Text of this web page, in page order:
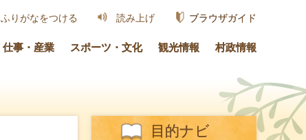
ふりがなをつける 読み上げ ブラウザガイド
仕事・産業 スポーツ・文化 観光情報 村政情報
目的ナビ